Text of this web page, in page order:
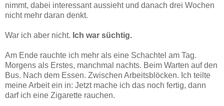
nimmt, dabei interessant aussieht und danach drei Wochen
nicht mehr daran denkt.
War ich aber nicht. Ich war süchtig.
Am Ende rauchte ich mehr als eine Schachtel am Tag.
Morgens als Erstes, manchmal nachts. Beim Warten auf den
Bus. Nach dem Essen. Zwischen Arbeitsblöcken. Ich teilte
meine Arbeit ein in: Jetzt mache ich das noch fertig, dann
darf ich eine Zigarette rauchen.